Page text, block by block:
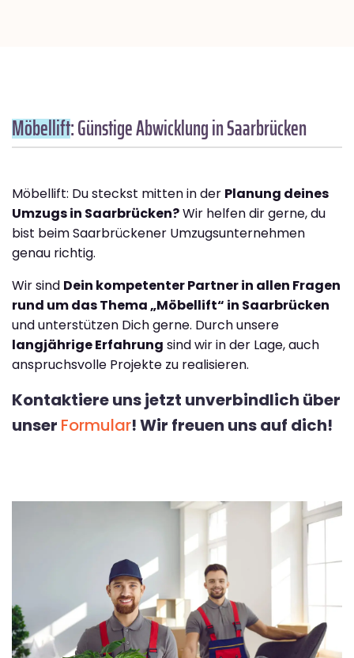
Möbellift: Günstige Abwicklung in Saarbrücken
Möbellift: Du steckst mitten in der Planung deines
Umzugs in Saarbrücken?Wir helfen dir gerne, du
bist beim Saarbrückener Umzugsunternehmen
genau richtig.
Wir sind Dein kompetenter Partner in allen Fragen
rund um das Thema „Möbellift“ in Saarbrücken
und unterstützen Dich gerne. Durch unsere
langjährige Erfahrung sind wir in der Lage, auch
anspruchsvolle Projekte zu realisieren.
Kontaktiere uns jetzt unverbindlich über
unser Formular! Wir freuen uns auf dich!